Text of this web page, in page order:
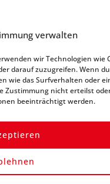
verwalten
wir Technologien wie
darauf zuzugreifen. Wenn
wie das Surfverhalten oder
Zustimmung nicht erteilst
beeinträchtigt werden.